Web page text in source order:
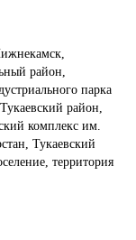
район,
парка
район,
комплекс им.
Тукаевский
территория